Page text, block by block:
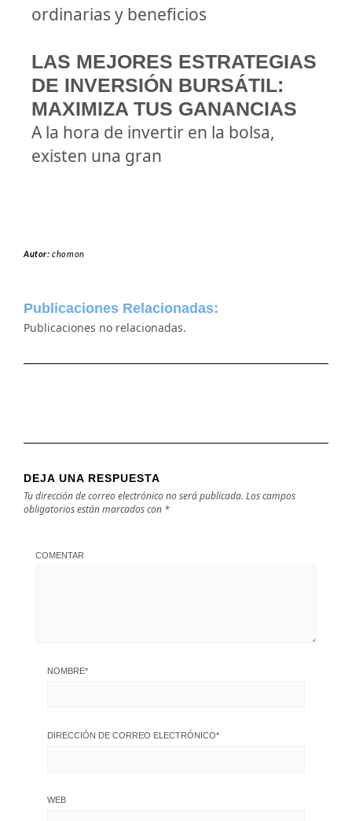
ordinarias y beneficios
LAS MEJORES ESTRATEGIAS
DE INVERSIÓN BURSÁTIL:
MAXIMIZA TUS GANANCIAS
A la hora de invertir en la bolsa,
existen una gran
Autor:chomon
Publicaciones Relacionadas:
Publicaciones no relacionadas.
DEJA UNA RESPUESTA
Tu dirección de correo electrónico no será publicada. Los campos
obligatorios están marcados con *
COMENTAR
NOMBRE*
DIRECCIÓN DE CORREO ELECTRÓNICO*
WEB